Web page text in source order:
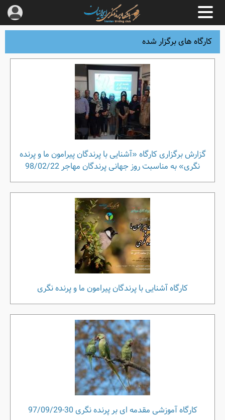
کارگاه های برگزار شده
گزارش برگزاری کارگاه «آشنایی با پرندگان پیرامون ما و پرنده
نگری» به مناسبت روز جهانی پرندگان مهاجر 98/02/22
کارگاه آشنایی با پرندگان پیرامون ما و پرنده نگری
کارگاه آموزشی مقدمه ای بر پرنده نگری 30-97/09/29